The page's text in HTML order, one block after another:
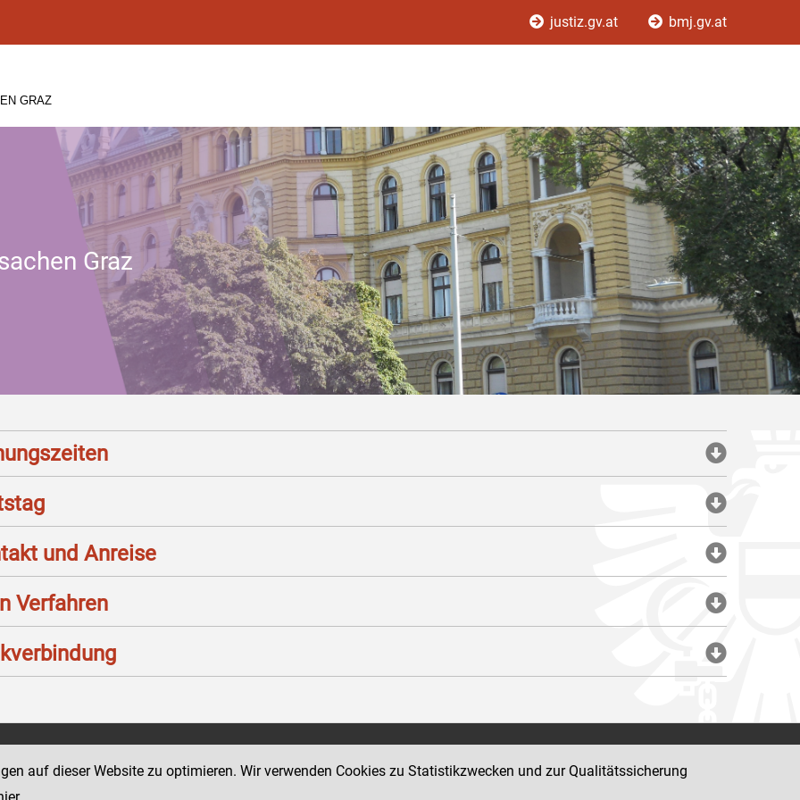
justiz.gv.at bmj.gv.at
GRAZ
Graz
und Anreise
Verfahren
49
der Justiz und des BMJ
Impressum
auf dieser Website zu optimieren. Wir verwenden Cookies zu Statistikzwecken und zur Qualitätssicherung